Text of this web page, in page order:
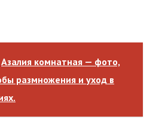
Азалия комнатная — фото,
размножения и уход в